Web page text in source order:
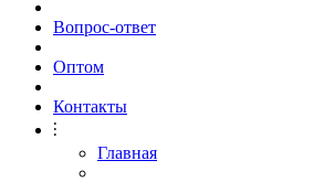
Вопрос-ответ
Оптом
Контакты
⫶
Главная